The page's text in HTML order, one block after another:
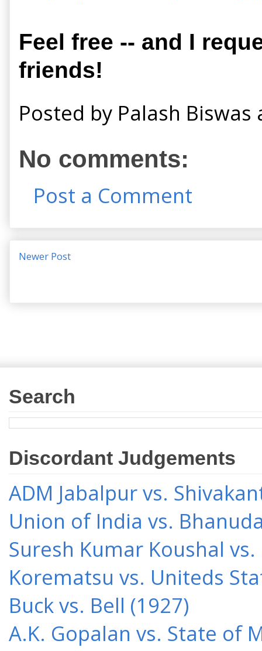
Feel free -- and I
friends!
Posted by Palash Biswas
No comments:
Post a Comment
Newer Post
Search
Discordant Judgements
ADM Jabalpur vs.
Union of India vs.
Suresh Kumar Koushal
Korematsu vs. Uniteds
Buck vs. Bell (1927)
A.K. Gopalan vs. State of